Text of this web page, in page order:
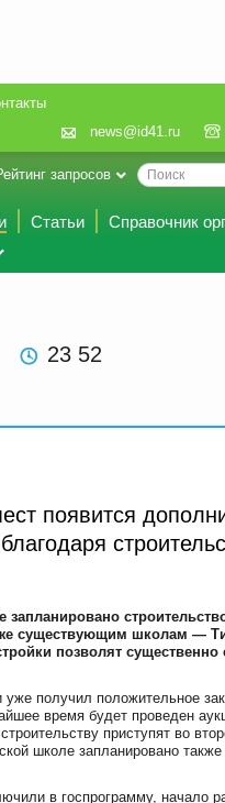
news@id41.ru
запросов
Статьи
Справочник
23 52
появится
существующим школам —
позволят существенно
уже получил положительное
время будет проведен
приступят во
школе запланировано
в госпрограмму, начало